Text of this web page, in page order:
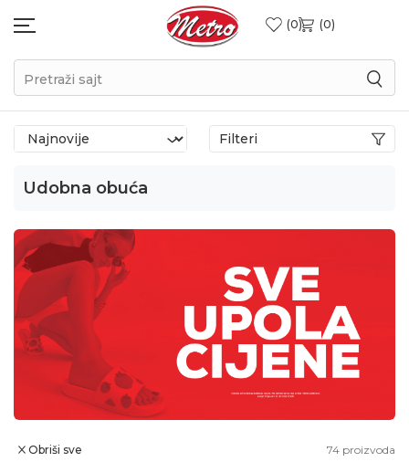
0 0
Pretraži sajt
Udobna obuća
Filteri
74 proizvoda
Obriši sve